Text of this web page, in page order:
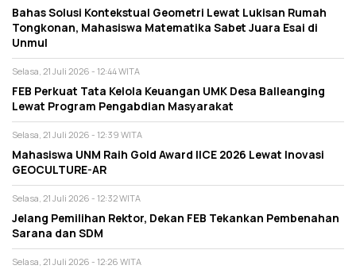
Bahas Solusi Kontekstual Geometri Lewat Lukisan Rumah
Tongkonan, Mahasiswa Matematika Sabet Juara Esai di
Unmul
Selasa, 21 Juli 2026 - 12:44 WITA
FEB Perkuat Tata Kelola Keuangan UMK Desa Balleanging
Lewat Program Pengabdian Masyarakat
Selasa, 21 Juli 2026 - 12:39 WITA
Mahasiswa UNM Raih Gold Award IICE 2026 Lewat Inovasi
GEOCULTURE-AR
Selasa, 21 Juli 2026 - 12:32 WITA
Jelang Pemilihan Rektor, Dekan FEB Tekankan Pembenahan
Sarana dan SDM
Selasa, 21 Juli 2026 - 12:26 WITA